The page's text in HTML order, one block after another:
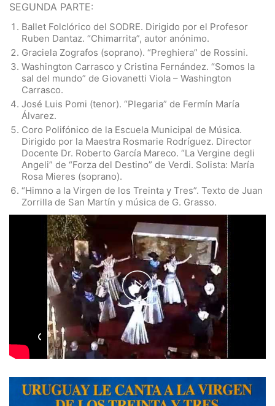
SEGUNDA PARTE:
Ballet Folclórico del SODRE. Dirigido por el Profesor
Ruben Dantaz. “Chimarrita”, autor anónimo.
Graciela Zografos (soprano). “Preghiera” de Rossini.
Washington Carrasco y Cristina Fernández. “Somos la
sal del mundo” de Giovanetti Viola – Washington
Carrasco.
José Luis Pomi (tenor). “Plegaria” de Fermín María
Álvarez.
Coro Polifónico de la Escuela Municipal de Música.
Dirigido por la Maestra Rosmarie Rodríguez. Director
Docente Dr. Roberto García Mareco. “La Vergine degli
Angeli” de “Forza del Destino” de Verdi. Solista: María
Rosa Mieres (soprano).
“Himno a la Virgen de los Treinta y Tres”. Texto de Juan
Zorrilla de San Martín y música de G. Grasso.
Play
Video